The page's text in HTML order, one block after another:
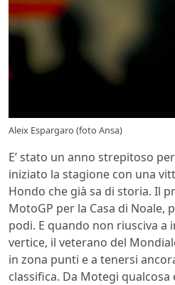
Aleix Espargaro (foto Ansa)
E’ stato un anno strepitoso per
iniziato la stagione con una
Hondo che già sa di storia. Il
MotoGP per la Casa di Noale,
podi. E quando non riusciva a
vertice, il veterano del
in zona punti e a tenersi
classifica. Da Motegi